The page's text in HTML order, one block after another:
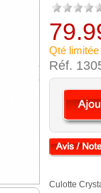
Qté limitée
Réf.
Culotte